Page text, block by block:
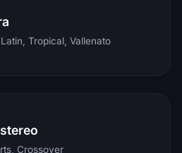
Tropical, Vallenato
Crossover